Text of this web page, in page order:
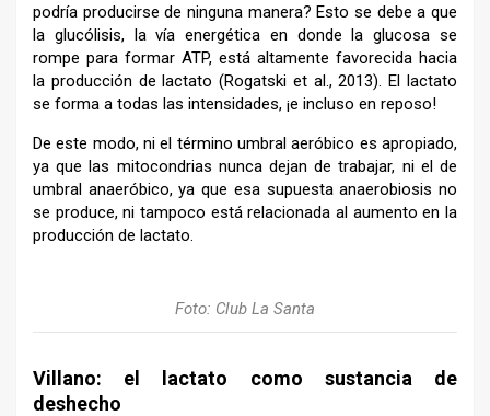
podría producirse de ninguna manera? Esto se debe a que
la glucólisis, la vía energética en donde la glucosa se
rompe para formar ATP, está altamente favorecida hacia
la producción de lactato (Rogatski et al., 2013). El lactato
se forma a todas las intensidades, ¡e incluso en reposo!
De este modo, ni el término umbral aeróbico es apropiado,
ya que las mitocondrias nunca dejan de trabajar, ni el de
umbral anaeróbico, ya que esa supuesta anaerobiosis no
se produce, ni tampoco está relacionada al aumento en la
producción de lactato.
Foto: Club La Santa
Villano: el lactato como sustancia de
deshecho